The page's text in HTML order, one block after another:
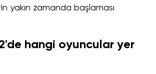
yakın zamanda başlaması
hangi oyuncular yer